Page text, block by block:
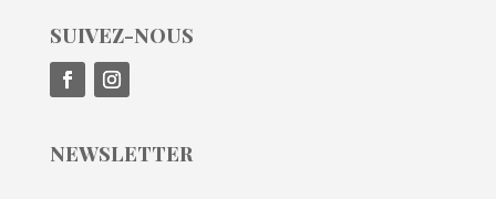
SUIVEZ-NOUS
NEWSLETTER